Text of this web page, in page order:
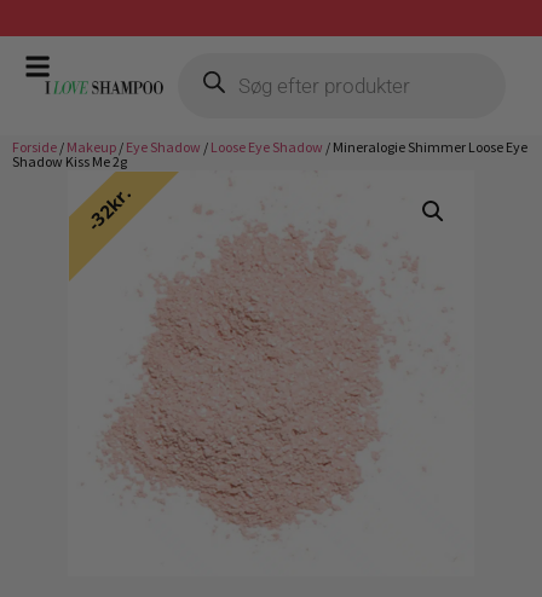
Gratis fragt ved køb over 399,-
Forside / Makeup / Eye Shadow / Loose Eye Shadow / Mineralogie Shimmer Loose Eye
Shadow Kiss Me 2g
32kr.